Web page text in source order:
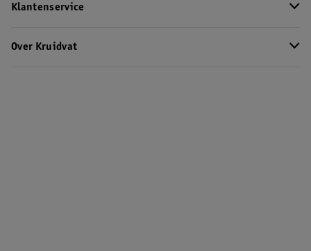
Klantenservice
Over Kruidvat